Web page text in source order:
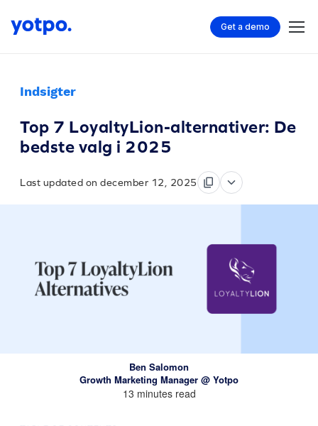
Get a demo
Indsigter
Top 7 LoyaltyLion-alternativer: De
bedste valg i 2025
Last updated on december 12, 2025
Ben Salomon
Growth Marketing Manager @ Yotpo
13 minutes read